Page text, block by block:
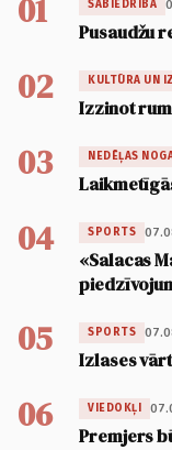
01 SABIEDRĪBA
Pusaudžu
02 KULTŪRA UN
Izzinot
03 NEDĒĻAS
04 SPORTS
«Salacas
05 SPORTS
Izlases
06 VIEDOKĻI
Premjers